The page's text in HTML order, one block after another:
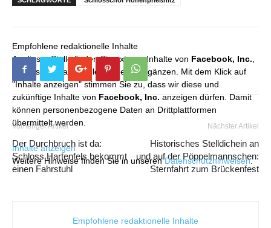
Empfohlene redaktionelle Inhalte
An dieser Stelle finden Sie externe Inhalte von Facebook, Inc.,
die unser redaktionelles Angebot ergänzen. Mit dem Klick auf
"Inhalte anzeigen" stimmen Sie zu, dass wir diese und
zukünftige Inhalte von Facebook, Inc. anzeigen dürfen. Damit
können personenbezogene Daten an Drittplattformen
übermittelt werden.
Inhalte anzeigen
Weitere Hinweise finden Sie in unserenDatenschutzhinweisen.
Vorheriger Artikel
Der Durchbruch ist da:
Schloss Hartenfels bekommt
einen Fahrstuhl
Nächster Artikel
Historisches Stelldichein an
und auf der Pöppelmannschen:
Sternfahrt zum Brückenfest
Empfohlene redaktionelle Inhalte